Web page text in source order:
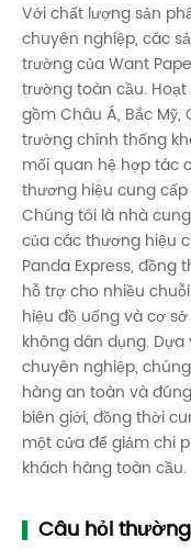
Với chất lượng sản
chuyên nghiệp, các
trường của Want
trường toàn cầu.
gồm Châu Á, Bắc
trường chính thống
mối quan hệ hợp tác
thương hiệu cung
Chúng tôi là nhà
của các thương hiệu
Panda Express,
hỗ trợ cho nhiều
hiệu đồ uống và cơ
không dân dụng.
chuyên nghiệp,
hàng an toàn và
biên giới, đồng thời
một cửa để giảm chi
khách hàng toàn cầu.
Câu hỏi